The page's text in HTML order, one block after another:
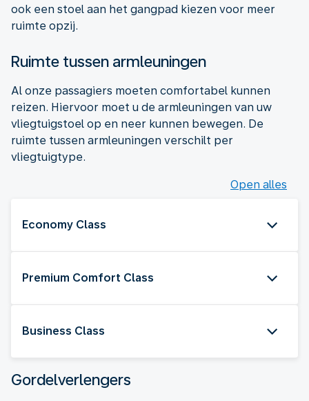
ook een stoel aan het gangpad kiezen voor meer
ruimte opzij.
Ruimte tussen armleuningen
Al onze passagiers moeten comfortabel kunnen
reizen. Hiervoor moet u de armleuningen van uw
vliegtuigstoel op en neer kunnen bewegen. De
ruimte tussen armleuningen verschilt per
vliegtuigtype.
Open alles
Economy Class
Premium Comfort Class
Business Class
Gordelverlengers